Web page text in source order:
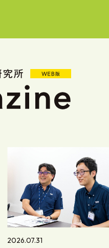
2026.07.31